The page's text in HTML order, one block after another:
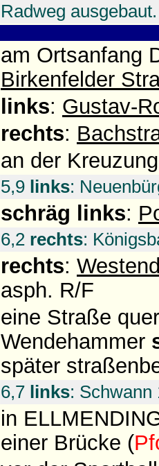
Radweg ausgebaut.
am Ortsanfang
Birkenfelder
links: Gustav-
rechts:
an der
5,9 links:
schräg links:
6,2 rechts:
rechts:
asph. R/F
eine Straße
Wendehammer
später
6,7 links: Schwann
in
einer Brücke (